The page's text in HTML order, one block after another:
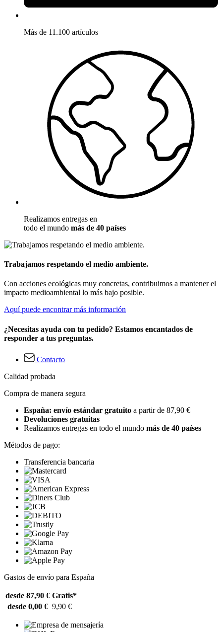
Más de 11.100 artículos
Realizamos entregas en
todo el mundo más de 40 países
Trabajamos respetando el medio ambiente.
Con acciones ecológicas muy concretas, contribuimos a mantener el
impacto medioambiental lo más bajo posible.
Aquí puede encontrar más información
¿Necesitas ayuda con tu pedido? Estamos encantados de
responder a tus preguntas.
Contacto
Calidad probada
Compra de manera segura
España: envío estándar gratuito a partir de 87,90 €
Devoluciones gratuitas
Realizamos entregas en todo el mundo más de 40 países
Métodos de pago:
Transferencia bancaria
Gastos de envío para España
desde 87,90 € Gratis*
desde 0,00 € 9,90 €